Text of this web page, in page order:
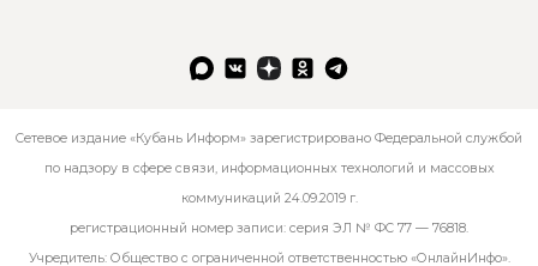
Сетевое издание «Кубань Информ» зарегистрировано Федеральной службой
по надзору в сфере связи, информационных технологий и массовых
коммуникаций 24.09.2019 г.
регистрационный номер записи: серия ЭЛ № ФС 77 — 76818.
Учредитель: Общество с ограниченной ответственностью «ОнлайнИнфо».